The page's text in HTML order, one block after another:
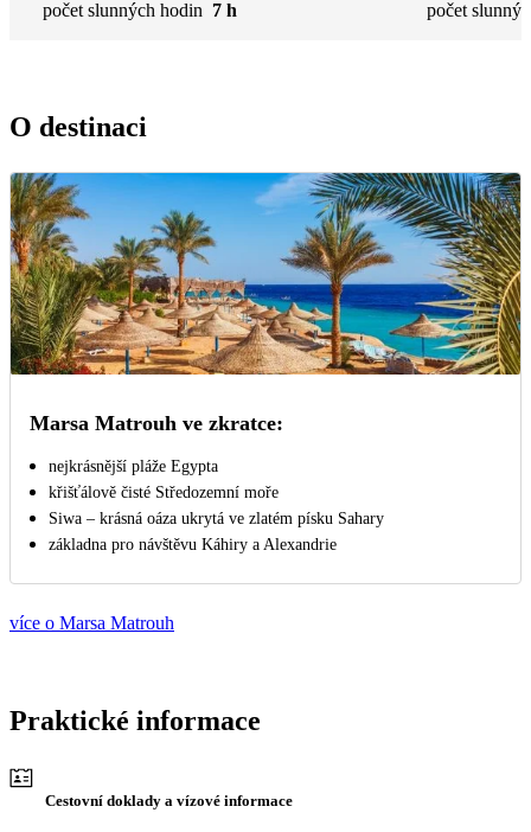
počet slunných hodin 7 h
počet
O destinaci
Marsa Matrouh ve zkratce:
nejkrásnější pláže Egypta
křišťálově čisté Středozemní moře
Siwa – krásná oáza ukrytá ve zlatém písku Sahary
základna pro návštěvu Káhiry a Alexandrie
více o Marsa Matrouh
Praktické informace
Cestovní doklady a vízové informace